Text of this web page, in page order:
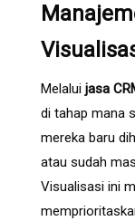
Melalui jasa
di tahap mana
mereka baru
atau sudah
Visualisasi ini